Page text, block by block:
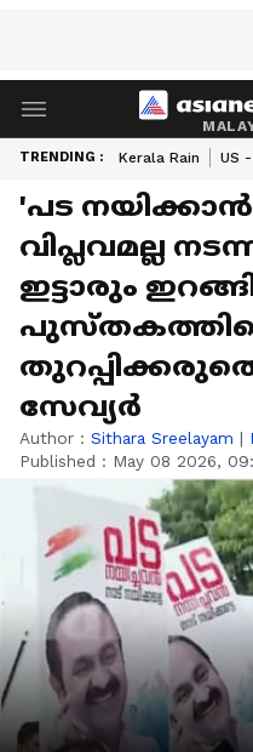
TRENDING : Kerala Rain US
'പട
വിപ്ലവമല്ല
ഇട്ടാരും
സേവ്യർ
Author : Sithara Sreelayam |
Published : May 08 2026,